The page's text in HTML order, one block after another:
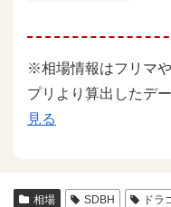
※相場情報はフリマ
プリより算出したデ
見る
相場 SDBH ドラ